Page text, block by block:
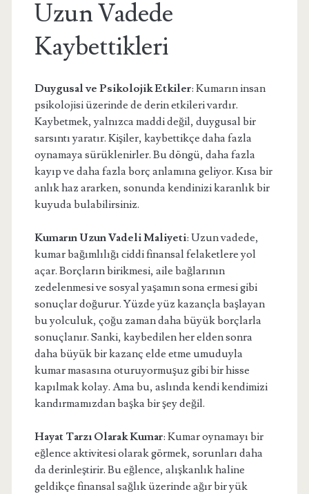
Uzun Vadede
Kaybettikleri
Duygusal ve Psikolojik Etkiler: Kumarın insan
psikolojisi üzerinde de derin etkileri vardır.
Kaybetmek, yalnızca maddi değil, duygusal bir
sarsıntı yaratır. Kişiler, kaybettikçe daha fazla
oynamaya sürüklenirler. Bu döngü, daha fazla
kayıp ve daha fazla borç anlamına geliyor. Kısa bir
anlık haz ararken, sonunda kendinizi karanlık bir
kuyuda bulabilirsiniz.
Kumarın Uzun Vadeli Maliyeti: Uzun vadede,
kumar bağımlılığı ciddi finansal felaketlere yol
açar. Borçların birikmesi, aile bağlarının
zedelenmesi ve sosyal yaşamın sona ermesi gibi
sonuçlar doğurur. Yüzde yüz kazançla başlayan
bu yolculuk, çoğu zaman daha büyük borçlarla
sonuçlanır. Sanki, kaybedilen her elden sonra
daha büyük bir kazanç elde etme umuduyla
kumar masasına oturuyormuşuz gibi bir hisse
kapılmak kolay. Ama bu, aslında kendi kendimizi
kandırmamızdan başka bir şey değil.
Hayat Tarzı Olarak Kumar: Kumar oynamayı bir
eğlence aktivitesi olarak görmek, sorunları daha
da derinleştirir. Bu eğlence, alışkanlık haline
geldikçe finansal sağlık üzerinde ağır bir yük